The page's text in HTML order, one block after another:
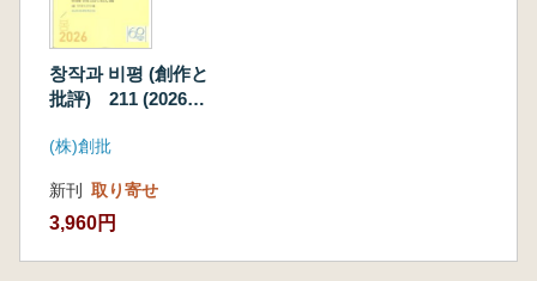
창작과 비평 (創作と
批評) 211 (2026
(株)創批
新刊 取り寄せ
3,960円